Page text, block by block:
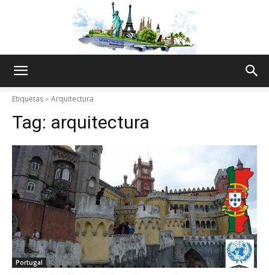
Thru
My
Etiquetas Arquitectura
Tag: arquitectura
Portugal